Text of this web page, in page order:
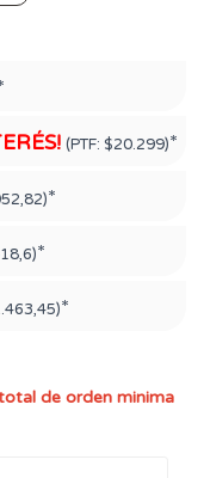
(PTF: $20.299)*
*
*
*
de orden minima